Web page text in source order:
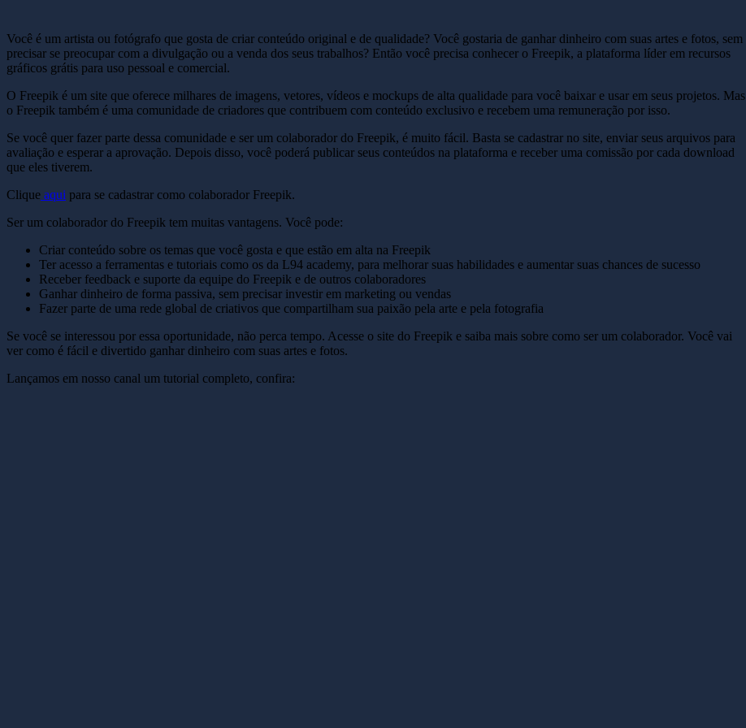
Você é um artista ou fotógrafo que gosta de criar conteúdo original e de qualidade? Você gostaria de ganhar dinheiro com suas artes e fotos, sem
precisar se preocupar com a divulgação ou a venda dos seus trabalhos? Então você precisa conhecer o Freepik, a plataforma líder em recursos
gráficos grátis para uso pessoal e comercial.
O Freepik é um site que oferece milhares de imagens, vetores, vídeos e mockups de alta qualidade para você baixar e usar em seus projetos. Mas
o Freepik também é uma comunidade de criadores que contribuem com conteúdo exclusivo e recebem uma remuneração por isso.
Se você quer fazer parte dessa comunidade e ser um colaborador do Freepik, é muito fácil. Basta se cadastrar no site, enviar seus arquivos para
avaliação e esperar a aprovação. Depois disso, você poderá publicar seus conteúdos na plataforma e receber uma comissão por cada download
que eles tiverem.
Clique aqui para se cadastrar como colaborador Freepik.
Ser um colaborador do Freepik tem muitas vantagens. Você pode:
Criar conteúdo sobre os temas que você gosta e que estão em alta na Freepik
Ter acesso a ferramentas e tutoriais como os da L94 academy, para melhorar suas habilidades e aumentar suas chances de sucesso
Receber feedback e suporte da equipe do Freepik e de outros colaboradores
Ganhar dinheiro de forma passiva, sem precisar investir em marketing ou vendas
Fazer parte de uma rede global de criativos que compartilham sua paixão pela arte e pela fotografia
Se você se interessou por essa oportunidade, não perca tempo. Acesse o site do Freepik e saiba mais sobre como ser um colaborador. Você vai
ver como é fácil e divertido ganhar dinheiro com suas artes e fotos.
Lançamos em nosso canal um tutorial completo, confira: